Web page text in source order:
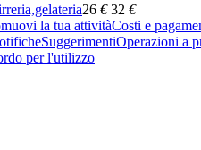
26 € 32 €
la tua attivitàCosti e
SuggerimentiOperazioni a
per l'utilizzo